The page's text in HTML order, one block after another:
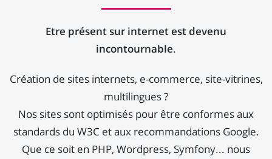
Etre présent sur internet est devenu
incontournable.
Création de sites internets, e-commerce, site-vitrines,
multilingues ?
Nos sites sont optimisés pour être conformes aux
standards du W3C et aux recommandations Google.
Que ce soit en PHP, Wordpress, Symfony... nous